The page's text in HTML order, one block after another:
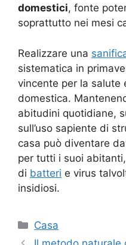
domestici, fonte
soprattutto nei mesi
Realizzare una
sistematica in
vincente per la salute
domestica.
abitudini quotidiane,
sull’uso sapiente di
casa può diventare
per tutti i suoi
di batteri e virus
insidiosi.
Categorie
Casa